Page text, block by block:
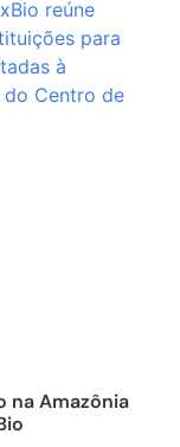
na Amazônia